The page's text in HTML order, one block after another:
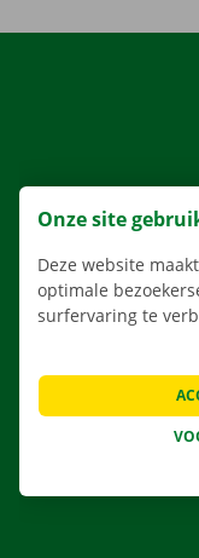
Onze site
Deze website
optimale
surfervaring te